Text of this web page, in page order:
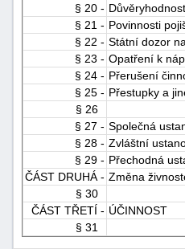
§ 20 -
§ 21 - Povinnosti
§ 22 - Státní dozor
§ 23 - Opatření k
§ 24 - Přerušení
§ 25 - Přestupky a
§ 26
§ 27 - Společná
§ 28 - Zvláštní
§ 29 - Přechodná
ČÁST DRUHÁ - Změna
§ 30
ČÁST TŘETÍ - ÚČINNOST
§ 31